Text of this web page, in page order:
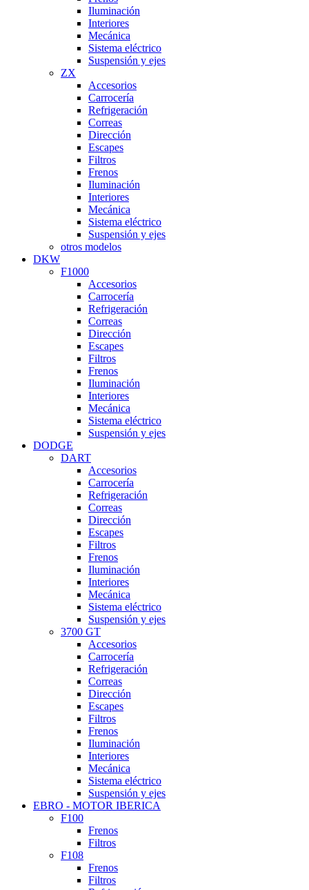
Iluminación
Interiores
Mecánica
Sistema eléctrico
Suspensión y ejes
ZX
Accesorios
Carrocería
Refrigeración
Correas
Dirección
Escapes
Filtros
Frenos
Iluminación
Interiores
Mecánica
Sistema eléctrico
Suspensión y ejes
otros modelos
DKW
F1000
Accesorios
Carrocería
Refrigeración
Correas
Dirección
Escapes
Filtros
Frenos
Iluminación
Interiores
Mecánica
Sistema eléctrico
Suspensión y ejes
DODGE
DART
Accesorios
Carrocería
Refrigeración
Correas
Dirección
Escapes
Filtros
Frenos
Iluminación
Interiores
Mecánica
Sistema eléctrico
Suspensión y ejes
3700 GT
Accesorios
Carrocería
Refrigeración
Correas
Dirección
Escapes
Filtros
Frenos
Iluminación
Interiores
Mecánica
Sistema eléctrico
Suspensión y ejes
EBRO - MOTOR IBERICA
F100
Frenos
Filtros
F108
Frenos
Filtros